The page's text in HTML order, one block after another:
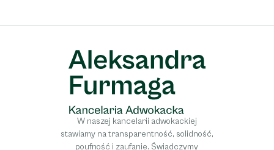
W naszej kancelarii adwokackiej
stawiamy na transparentność, solidność,
poufność i zaufanie. Świadczymy